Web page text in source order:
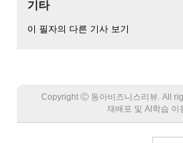
기타
이 필자의 다른 기사 보기
Copyright Ⓒ 동아비즈니스리뷰. All
재배포 및 AI학습 이